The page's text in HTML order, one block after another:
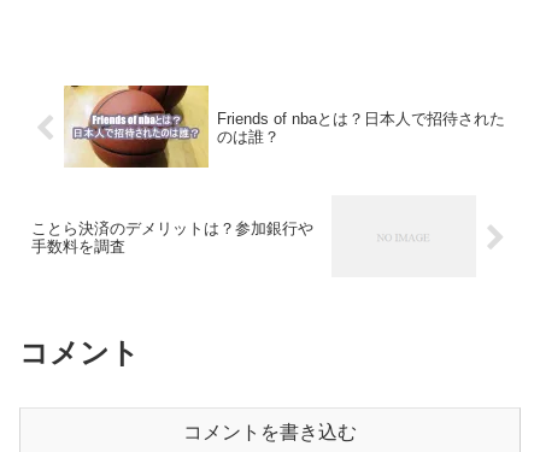
Friends of nbaとは？日本人で招待された
のは誰？
ことら決済のデメリットは？参加銀行や
手数料を調査
コメント
コメントを書き込む